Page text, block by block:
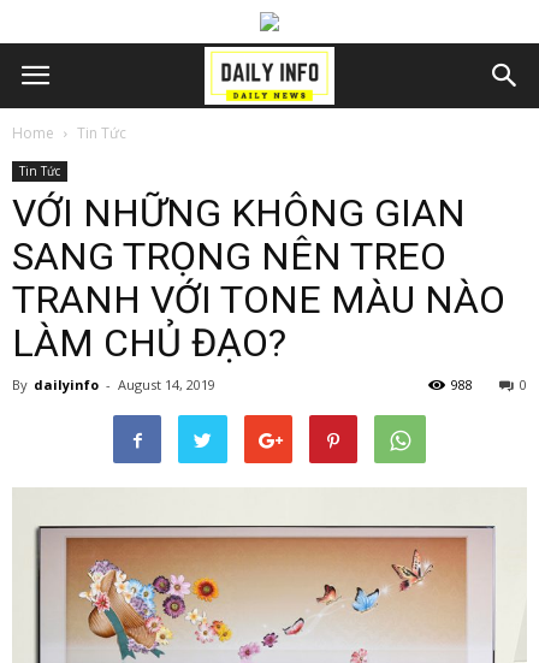
Home Tin Tức
Tin Tức
VỚI NHỮNG KHÔNG GIAN
SANG TRỌNG NÊN TREO
TRANH VỚI TONE MÀU NÀO
LÀM CHỦ ĐẠO?
By dailyinfo - August 14, 2019 0
988